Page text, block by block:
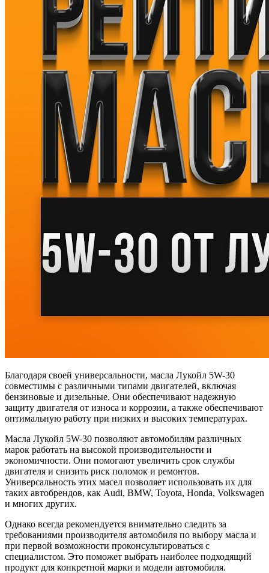
Благодаря своей универсальности, масла Лукойл 5W-30
совместимы с различными типами двигателей, включая
бензиновые и дизельные. Они обеспечивают надежную
защиту двигателя от износа и коррозии, а также обеспечивают
оптимальную работу при низких и высоких температурах.
Масла Лукойл 5W-30 позволяют автомобилям различных
марок работать на высокой производительности и
экономичности. Они помогают увеличить срок службы
двигателя и снизить риск поломок и ремонтов.
Универсальность этих масел позволяет использовать их для
таких автобрендов, как Audi, BMW, Toyota, Honda, Volkswagen
и многих других.
Однако всегда рекомендуется внимательно следить за
требованиями производителя автомобиля по выбору масла и
при первой возможности проконсультироваться с
специалистом. Это поможет выбрать наиболее подходящий
продукт для конкретной марки и модели автомобиля.